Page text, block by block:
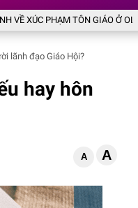
PHẠM TÔN GIÁO Ở OLYMPIC 2024
lãnh đạo Giáo Hội?
hay hôn
A A